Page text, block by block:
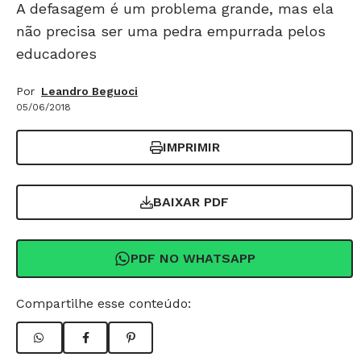
A defasagem é um problema grande, mas ela
não precisa ser uma pedra empurrada pelos
educadores
Por Leandro Beguoci
05/06/2018
IMPRIMIR
BAIXAR PDF
PDF NO WHATSAPP
Compartilhe esse conteúdo: